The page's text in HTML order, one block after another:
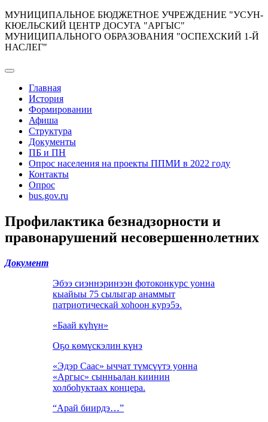
Перейти
к
содержимому
МУНИЦИПАЛЬНОЕ БЮДЖЕТНОЕ УЧРЕЖДЕНИЕ "УСУН-
КЮЕЛЬСКИЙ ЦЕНТР ДОСУГА "АРГЫС"
МУНИЦИПАЛЬНОГО ОБРАЗОВАНИЯ "ОСПЕХСКИЙ 1-Й
НАСЛЕГ"
Главная
История
Формировании
Афиша
Структура
Документы
ПБ и ПН
Опрос населения на проекты ППМИ в 2022 году
Контакты
Опрос
bus.gov.ru
Профилактика безнадзорности и
правонарушений несовершеннолетних
Документ
Эбээ сиэннэринээн фотоконкурс уонна
кыайыы 75 сылыгар анаммыт
патриотическай хоhоон курэ5э.
«Баай күһүн»
Оҕо көмүскэлин күнэ
«Эдэр Саас» ыччат түмсүүтэ уонна
«Аргыс» сынньалан киинин
холбоһуктаах концера.
“Арай биирдэ…”